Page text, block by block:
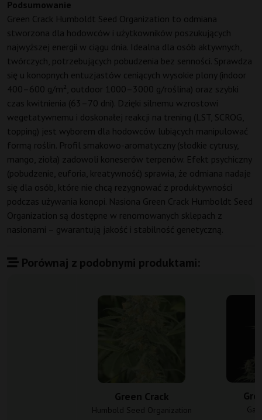
Podsumowanie
Green Crack Humboldt Seed Organization to odmiana
stworzona dla hodowców i użytkowników poszukujących
najwyższej energii w ciągu dnia. Idealna dla osób aktywnych,
twórczych, potrzebujących pobudzenia bez senności. Sprawdza
się u konopnych entuzjastów ceniących wysokie plony (indoor
400–600 g/m², outdoor 1000–3000 g/roślina) oraz szybki
czas kwitnienia (63–70 dni). Dzięki silnemu wzrostowi
wegetatywnemu i doskonałej reakcji na trening (LST, SCROG,
topping) jest wyborem dla hodowców lubiących manipulować
formą roślin. Profil smakowo-aromatyczny (słodkie cytrusy,
mango, zioła) zadowoli koneserów terpenów. Efekt psychiczny
(pobudzenie, euforia, kreatywność) sprawia, że odmiana nadaje
się dla osób, które nie chcą rezygnować z produktywności
podczas używania konopi. Nasiona Green Crack Humboldt Seed
Organization są dostępne w renomowanych sklepach z
nasionami – gwarantują jakość i stabilność genetyczną.
Porównaj z podobnymi produktami:
Green Crack
Humbold Seed Organization